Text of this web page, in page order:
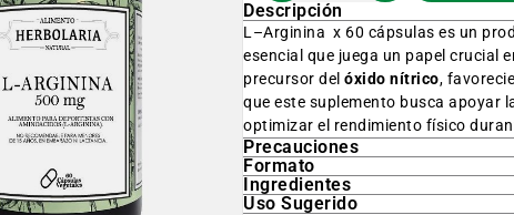
Descripción
L–Arginina x 60 cápsulas es un
esencial que juega un papel crucial
precursor del óxido nítrico,
que este suplemento busca apoyar
optimizar el rendimiento físico
Precauciones
Formato
Ingredientes
Uso Sugerido